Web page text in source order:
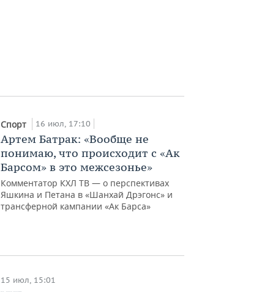
Спорт 16 июл, 17:10
Артем Батрак: «Вообще не
понимаю, что происходит с «Ак
Барсом» в это межсезонье»
Комментатор КХЛ ТВ — о перспективах
Яшкина и Петана в «Шанхай Дрэгонс» и
трансферной кампании «Ак Барса»
15 июл, 15:01